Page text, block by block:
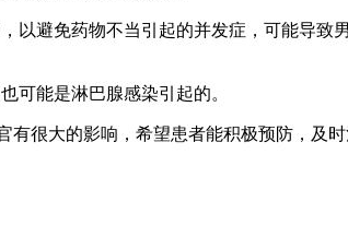
避免药物不当引起的并发症，可能导致
能是淋巴腺感染引起的。
大的影响，希望患者能积极预防，及时